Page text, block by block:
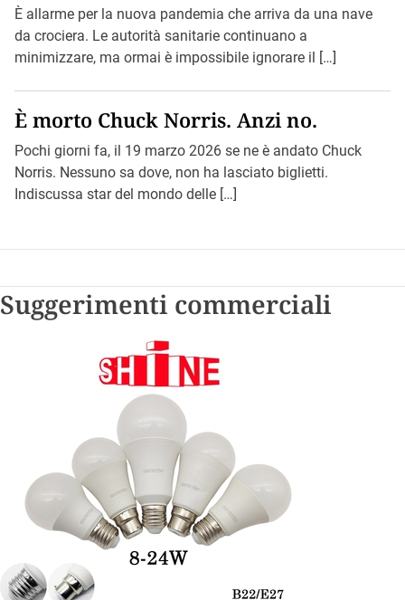
È allarme per la nuova pandemia che arriva da una nave
da crociera. Le autorità sanitarie continuano a
minimizzare, ma ormai è impossibile ignorare il […]
È morto Chuck Norris. Anzi no.
Pochi giorni fa, il 19 marzo 2026 se ne è andato Chuck
Norris. Nessuno sa dove, non ha lasciato biglietti.
Indiscussa star del mondo delle […]
Suggerimenti commerciali